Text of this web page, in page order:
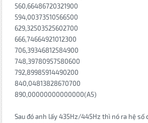
560,66486720321900
594,00373510566500
629,32503525602700
666,74664921012300
706,39346812584900
748,39780957580600
792,89985914490200
840,04813828670700
890,00000000000000(A5)
Sau đó anh lấy 435Hz/445Hz thì nó ra hệ số